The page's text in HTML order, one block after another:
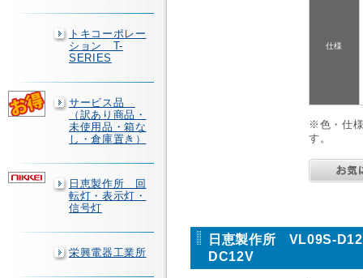
トキコーポレー
ション T-
SERIES
サービス品
（訳あり商品・
未使用品・箱な
し・倉庫置き）
日恵製作所 回
転灯・表示灯・
信号灯
栄興電器工業所
仕様
※色・仕
す。
日恵製作所 VL09S-
DC12V